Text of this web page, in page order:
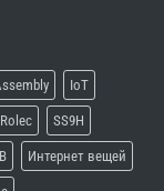
IoT
Rolec SS9H
Интернет вещей